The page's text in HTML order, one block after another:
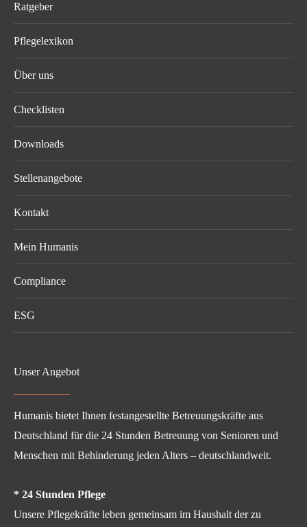
Ratgeber
Pflegelexikon
Über uns
Checklisten
Downloads
Stellenangebote
Kontakt
Mein Humanis
Compliance
ESG
Unser Angebot
Humanis bietet Ihnen festangestellte Betreuungskräfte aus
Deutschland für die 24 Stunden Betreuung von Senioren und
Menschen mit Behinderung jeden Alters – deutschlandweit.
* 24 Stunden Pflege
Unsere Pflegekräfte leben gemeinsam im Haushalt der zu